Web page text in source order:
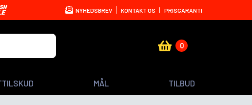
NYHEDSBREV KONTAKT OS PRISGARANTI
0
MÅL TILBUD